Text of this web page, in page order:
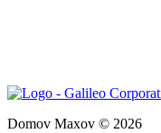
Domov Maxov © 2026